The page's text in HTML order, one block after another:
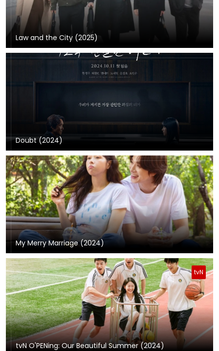
Law and the City (2025)
Doubt (2024)
My Merry Marriage (2024)
tvN
tvN O'PENing: Our Beautiful Summer (2024)